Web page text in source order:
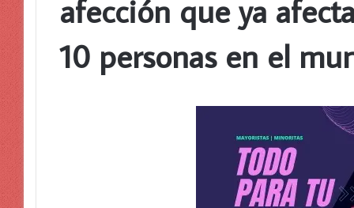
afección que ya
10 personas en el